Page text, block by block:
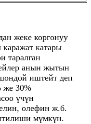
жеке коргонуу
катары
таралган
анын жытын
иштейт деп
же 30%
үчүн
олефин ж.б.
мүмкүн.